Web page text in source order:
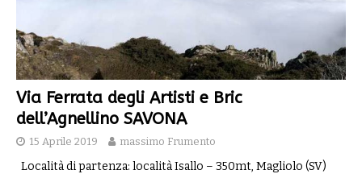
Via Ferrata degli Artisti e Bric
dell’Agnellino SAVONA
15 Aprile 2019 massimo Frumento
Località di partenza: località Isallo – 350mt, Magliolo (SV)